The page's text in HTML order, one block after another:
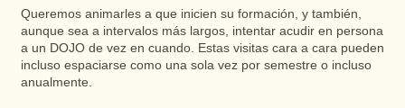
Queremos animarles a que inicien su formación, y también,
aunque sea a intervalos más largos, intentar acudir en persona
a un DOJO de vez en cuando. Estas visitas cara a cara pueden
incluso espaciarse como una sola vez por semestre o incluso
anualmente.